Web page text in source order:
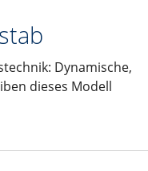
Dynamische,
dieses Modell